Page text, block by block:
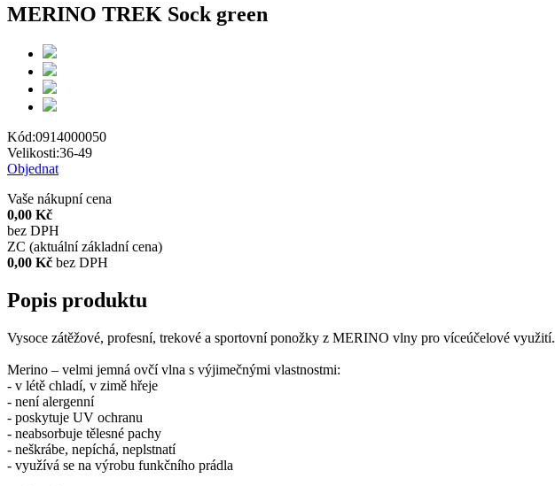
MERINO TREK Sock green
Kód:0914000050
Velikosti:36-49
Objednat
Vaše nákupní cena
0,00 Kč
bez DPH
ZC (aktuální základní cena)
0,00 Kč bez DPH
Popis produktu
Vysoce zátěžové, profesní, trekové a sportovní ponožky z MERINO vlny pro víceúčelové využití.
Merino – velmi jemná ovčí vlna s výjimečnými vlastnostmi:
- v létě chladí, v zimě hřeje
- není alergenní
- poskytuje UV ochranu
- neabsorbuje tělesné pachy
- neškrábe, nepíchá, neplstnatí
- využívá se na výrobu funkčního prádla